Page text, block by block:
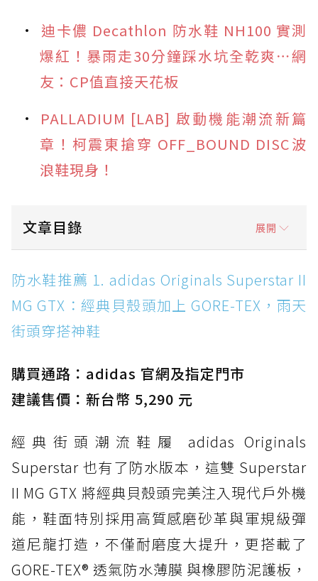
迪卡儂 Decathlon 防水鞋 NH100 實測
爆紅！暴雨走30分鐘踩水坑全乾爽⋯網
友：CP值直接天花板
PALLADIUM [LAB] 啟動機能潮流新篇
章！柯震東搶穿 OFF_BOUND DISC波
浪鞋現身！
文章目錄 展開
防水鞋推薦 1. adidas Originals Superstar II
MG GTX：經典貝殼頭加上 GORE-TEX，雨天街
頭穿搭神鞋
防水鞋推薦 2. New Balance Hierro v9 GORE-
防水鞋推薦 3. Nike Dunk Low GORE-TEX：
經典 Dunk 輪廓加上防水科技，雨天穿搭帥度不
打折
防水鞋推薦 4. ASICS TRABUCO 14 GTX：搭
載 GORE-TEX 隱形貼合科技，全方位防水神鞋
防水鞋推薦 5. Salomon XT-6 GORE-TEX：潮
人必備山系鞋王！防滑、防水與街頭顏值一次攻
頂
防水鞋推薦 6. HOKA Stinson Evo GTX：越野
復刻厚底，GORE-TEX 防水與增高神器一次滿
防水鞋推薦 1. adidas Originals Superstar II
MG GTX：經典貝殼頭加上 GORE-TEX，雨天
街頭穿搭神鞋
購買通路：adidas 官網及指定門市
建議售價：新台幣 5,290 元
經典街頭潮流鞋履 adidas Originals
Superstar 也有了防水版本，這雙 Superstar
II MG GTX 將經典貝殼頭完美注入現代戶外機
能，鞋面特別採用高質感磨砂革與軍規級彈
道尼龍打造，不僅耐磨度大提升，更搭載了
GORE-TEX® 透氣防水薄膜 與橡膠防泥護板，